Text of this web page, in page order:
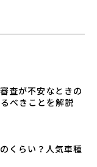
査が不安なときの
べきことを解説
くらい？人気車種